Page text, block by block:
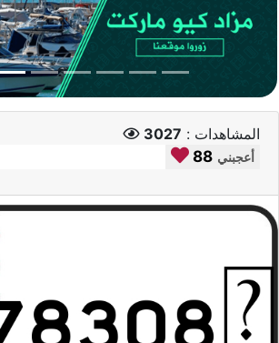
المشاهدات : 3027
88 أعجبني